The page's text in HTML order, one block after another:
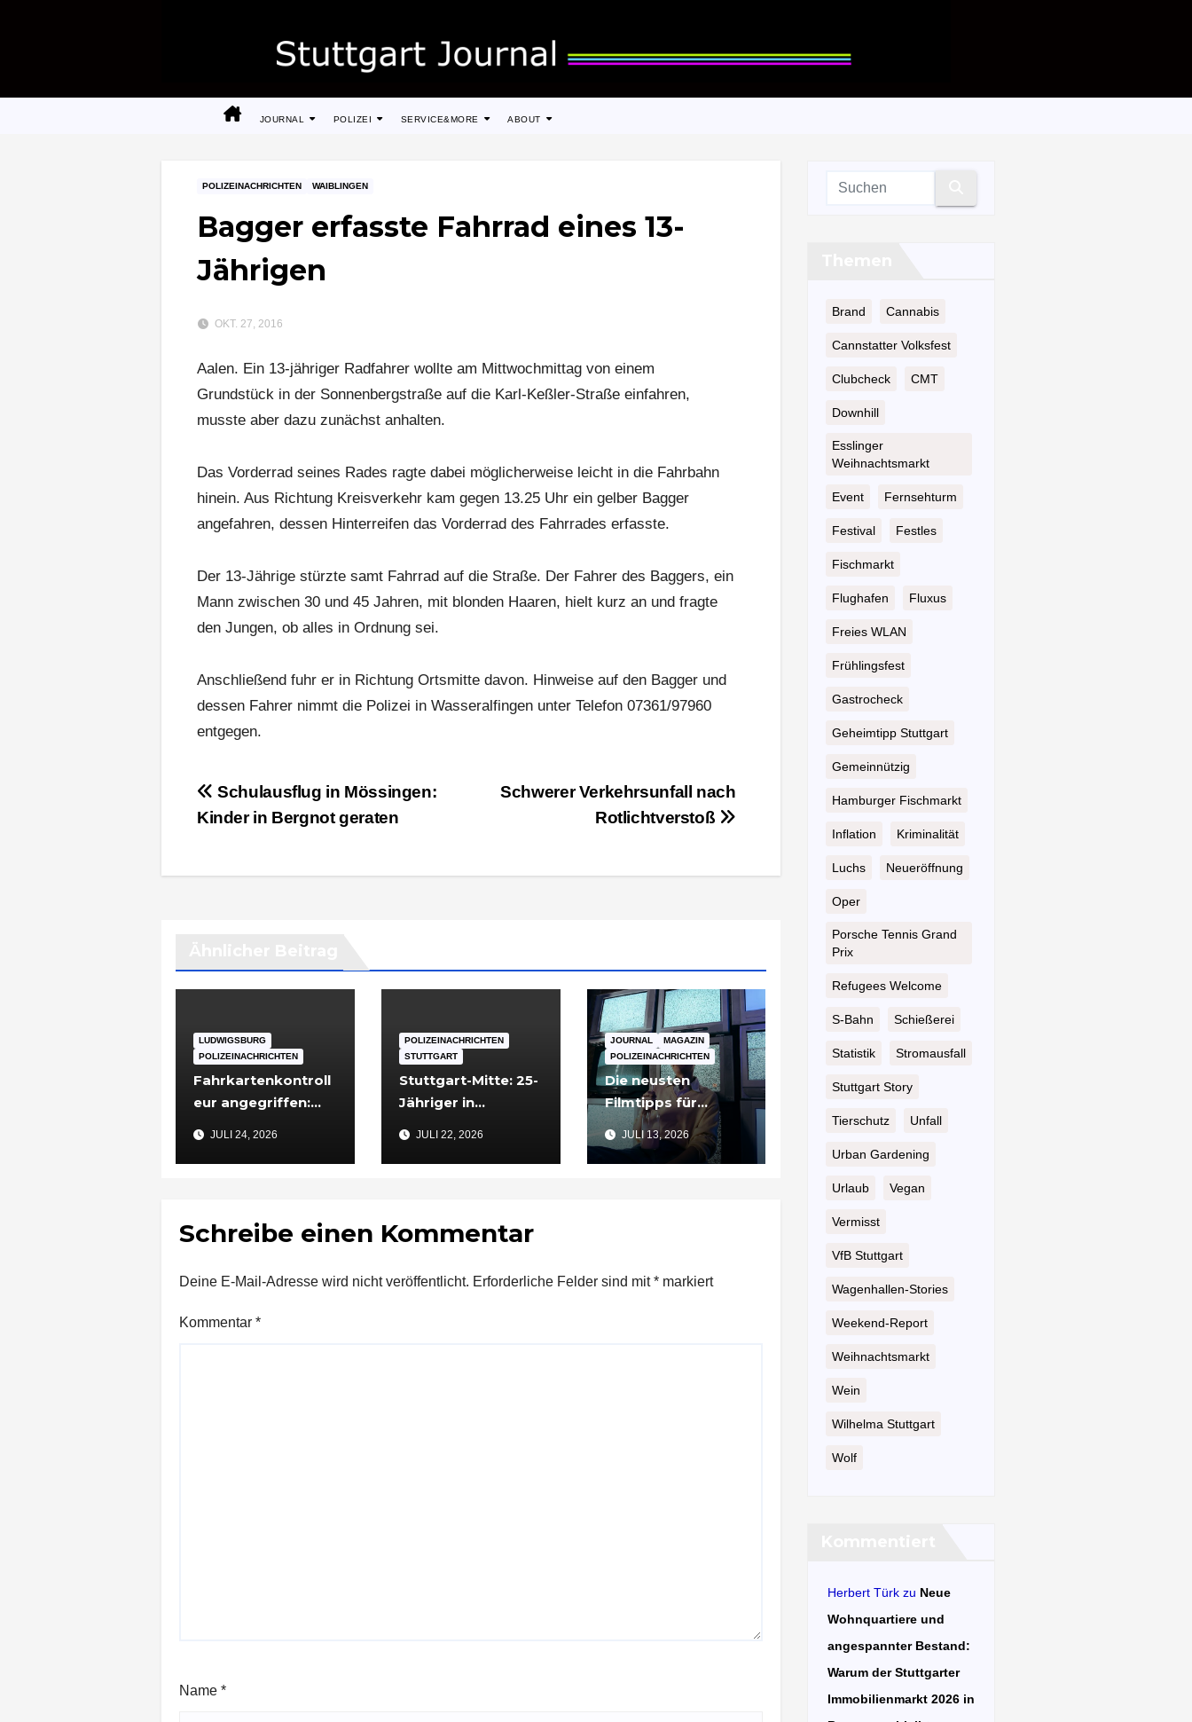
JOURNAL POLIZEI SERVICE&MORE ABOUT
POLIZEINACHRICHTEN WAIBLINGEN
Bagger erfasste Fahrrad eines 13-
Jährigen
OKT. 27, 2016
Aalen. Ein 13-jähriger Radfahrer wollte am Mittwochmittag von einem
Grundstück in der Sonnenbergstraße auf die Karl-Keßler-Straße einfahren,
musste aber dazu zunächst anhalten.
Das Vorderrad seines Rades ragte dabei möglicherweise leicht in die Fahrbahn
hinein. Aus Richtung Kreisverkehr kam gegen 13.25 Uhr ein gelber Bagger
angefahren, dessen Hinterreifen das Vorderrad des Fahrrades erfasste.
Der 13-Jährige stürzte samt Fahrrad auf die Straße. Der Fahrer des Baggers, ein
Mann zwischen 30 und 45 Jahren, mit blonden Haaren, hielt kurz an und fragte
den Jungen, ob alles in Ordnung sei.
Anschließend fuhr er in Richtung Ortsmitte davon. Hinweise auf den Bagger und
dessen Fahrer nimmt die Polizei in Wasseralfingen unter Telefon 07361/97960
entgegen.
Beitragsnavigation
Schwerer Verkehrsunfall nach
Rotlichtverstoß
Schulausflug in Mössingen:
Kinder in Bergnot geraten
LUDWIGSBURG
POLIZEINACHRICHTEN
Fahrkartenkontroll
eur angegriffen:
Ludwigsburg in
JULI 24, 2026
POLIZEINACHRICHTEN
STUTTGART
Stuttgart-Mitte: 25-
Jähriger in
verletzt
JULI 22, 2026
JOURNAL
MAGAZIN
POLIZEINACHRICHTEN
Die neusten
Filmtipps für
Sommerabende
JULI 13, 2026
Schreibe einen Kommentar
Deine E-Mail-Adresse wird nicht veröffentlicht. Erforderliche Felder sind mit* markiert
Kommentar *
Name *
Brand Cannabis
Cannstatter Volksfest
Clubcheck CMT
Downhill
Esslinger
Weihnachtsmarkt
Event Fernsehturm
Festival Festles
Fischmarkt
Flughafen Fluxus
Freies WLAN
Frühlingsfest
Gastrocheck
Geheimtipp Stuttgart
Gemeinnützig
Hamburger Fischmarkt
Inflation Kriminalität
Luchs Neueröffnung
Oper
Porsche Tennis Grand
Prix
Refugees Welcome
S-Bahn Schießerei
Statistik Stromausfall
Stuttgart Story
Tierschutz Unfall
Urban Gardening
Urlaub Vegan
Vermisst
VfB Stuttgart
Wagenhallen-Stories
Weekend-Report
Weihnachtsmarkt
Wein
Wilhelma Stuttgart
Wolf
Herbert Türkzu Neue
Wohnquartiere und
angespannter Bestand:
Warum der Stuttgarter
Immobilienmarkt 2026 in